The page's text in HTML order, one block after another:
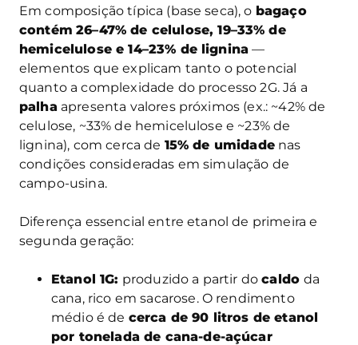
Em composição típica (base seca), o bagaço
contém 26–47% de celulose, 19–33% de
hemicelulose e 14–23% de lignina —
elementos que explicam tanto o potencial
quanto a complexidade do processo 2G. Já a
palhaapresenta valores próximos (ex.: ~42% de
celulose, ~33% de hemicelulose e ~23% de
lignina), com cerca de 15% de umidadenas
condições consideradas em simulação de
campo-usina.
Diferença essencial entre etanol de primeira e
segunda geração:
Etanol 1G: produzido a partir docaldoda
cana, rico em sacarose. O rendimento
médio é de cerca de 90 litros de etanol
por tonelada de cana-de-açúcar